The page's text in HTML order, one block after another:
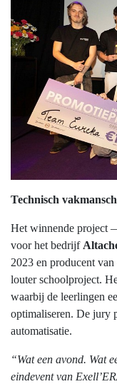
Technisch
Het winnende project
voor het bedrijf
2023 en producent
louter schoolproject.
waarbij de leerlingen
optimaliseren. De jury
automatisatie.
“Wat een avond. Wat
eindevent van